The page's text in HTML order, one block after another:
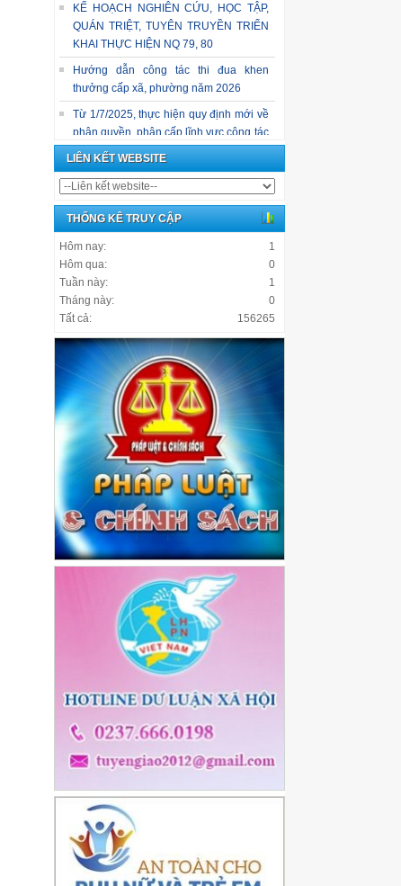
KẾ HOẠCH NGHIÊN CỨU, HỌC TẬP,
QUÁN TRIỆT, TUYÊN TRUYỀN TRIỂN
KHAI THỰC HIỆN NQ 79, 80
Hướng dẫn công tác thi đua khen
thưởng cấp xã, phường năm 2026
Từ 1/7/2025, thực hiện quy định mới về
phân quyền, phân cấp lĩnh vực công tác
dân tộc, tín ngưỡng, tôn giáo
CẨM NANG NHẬN DIỆN VÀ PHÒNG
CHỐNG LỪA ĐẢO TRỰC TUYẾN
LIÊN KẾT WEBSITE
THỐNG KÊ TRUY CẬP
Hôm nay:
1
Hôm qua:
0
Tuần này:
1
Tháng này:
0
Tất cả:
156265